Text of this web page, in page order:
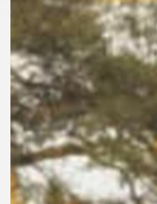
เพล
ย์
ลิ
สต์
ของ
คุณ
เพลง